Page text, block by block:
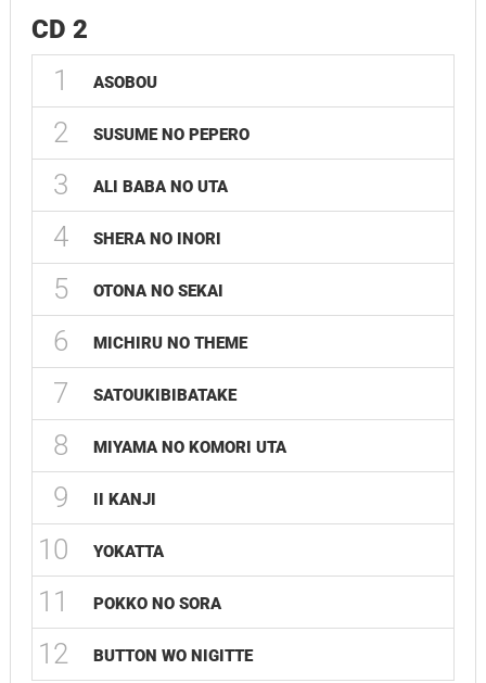
CD 2
1 ASOBOU
2 SUSUME NO PEPERO
3 ALI BABA NO UTA
4 SHERA NO INORI
5 OTONA NO SEKAI
6 MICHIRU NO THEME
7 SATOUKIBIBATAKE
8 MIYAMA NO KOMORI UTA
9 II KANJI
10 YOKATTA
11 POKKO NO SORA
12 BUTTON WO NIGITTE